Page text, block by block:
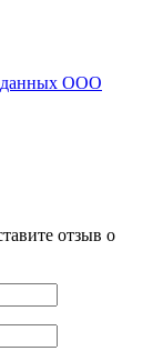
данных ООО
отзыв о